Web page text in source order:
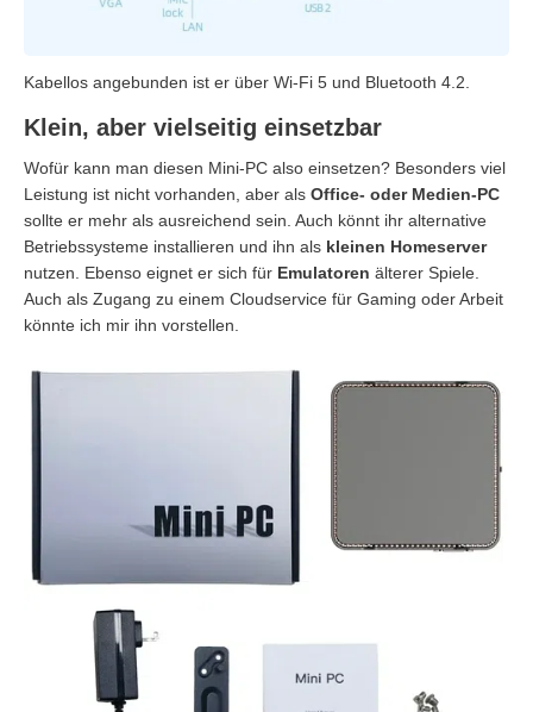
Kabellos angebunden ist er über Wi-Fi 5 und Bluetooth 4.2.
Klein, aber vielseitig einsetzbar
Wofür kann man diesen Mini-PC also einsetzen? Besonders viel
Leistung ist nicht vorhanden, aber als Office- oder Medien-PC
sollte er mehr als ausreichend sein. Auch könnt ihr alternative
Betriebssysteme installieren und ihn als kleinen Homeserver
nutzen. Ebenso eignet er sich für Emulatoren älterer Spiele.
Auch als Zugang zu einem Cloudservice für Gaming oder Arbeit
könnte ich mir ihn vorstellen.